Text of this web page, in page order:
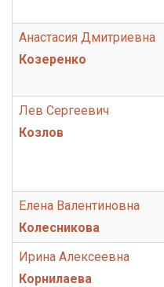
Анастасия Дмитриевна
Козеренко
Лев Сергеевич
Козлов
Елена Валентиновна
Колесникова
Ирина Алексеевна
Корнилаева